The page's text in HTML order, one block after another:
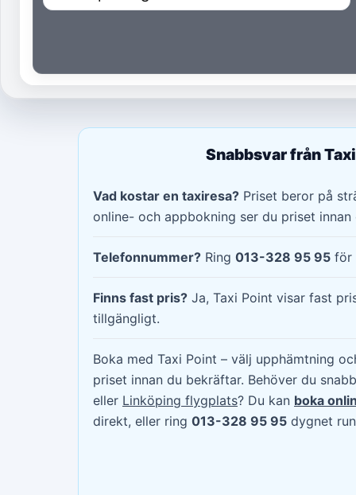
Snabbsvar från
Vad kostar en taxiresa? Priset beror på
online- och appbokning ser du priset innan
Telefonnummer? Ring 013-328 95 95 för
Finns fast pris? Ja, Taxi Point visar fast
tillgängligt.
Boka med Taxi Point – välj upphämtning
priset innan du bekräftar. Behöver du
eller Linköping flygplats? Du kan boka
direkt, eller ring 013-328 95 95 dygnet